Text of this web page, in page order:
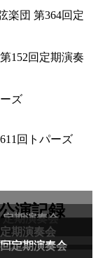
楽団 第364回定
152回定期演奏
ズ
回トパーズ
演記録
定期演奏会
期演奏会
ラム
定期演奏会